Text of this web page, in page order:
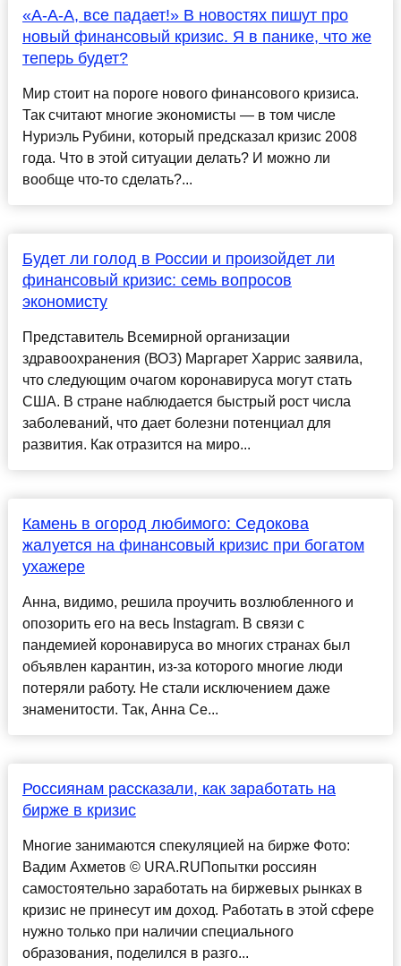
«А-А-А, все падает!» В новостях пишут про
новый финансовый кризис. Я в панике, что же
теперь будет?
Мир стоит на пороге нового финансового кризиса.
Так считают многие экономисты — в том числе
Нуриэль Рубини, который предсказал кризис 2008
года. Что в этой ситуации делать? И можно ли
вообще что-то сделать?...
Будет ли голод в России и произойдет ли
финансовый кризис: семь вопросов
экономисту
Представитель Всемирной организации
здравоохранения (ВОЗ) Маргарет Харрис заявила,
что следующим очагом коронавируса могут стать
США. В стране наблюдается быстрый рост числа
заболеваний, что дает болезни потенциал для
развития. Как отразится на миро...
Камень в огород любимого: Седокова
жалуется на финансовый кризис при богатом
ухажере
Анна, видимо, решила проучить возлюбленного и
опозорить его на весь Instagram. В связи с
пандемией коронавируса во многих странах был
объявлен карантин, из-за которого многие люди
потеряли работу. Не стали исключением даже
знаменитости. Так, Анна Се...
Россиянам рассказали, как заработать на
бирже в кризис
Многие занимаются спекуляцией на бирже Фото:
Вадим Ахметов © URA.RUПопытки россиян
самостоятельно заработать на биржевых рынках в
кризис не принесут им доход. Работать в этой сфере
нужно только при наличии специального
образования, поделился в разго...